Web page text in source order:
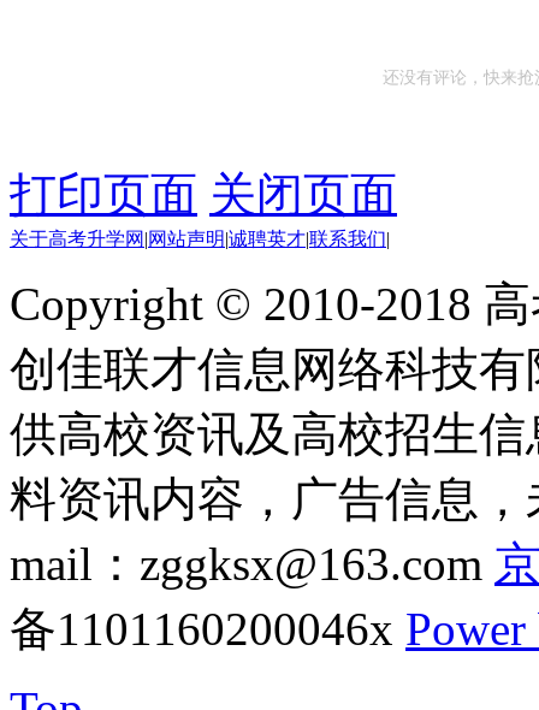
还没有评论，快来抢
打印页面 关闭页面
关于高考升学网 |网站声明|诚聘英才|联系我们|
Copyright © 2010-2018
创佳联才信息网络科技
供高校资讯及高校招生
料资讯内容，广告信息
mail：zggksx@163.com
备1101160200046x Power